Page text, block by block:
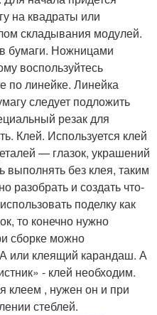
на квадраты или
складывания модулей.
бумаги. Ножницами
воспользуйтесь
по линейке. Линейка
следует подложить
резак для
Клей. Используется клей
— глазок, украшений
выполнять без клея, таким
разобрать и создать что-
поделку как
то конечно нужно
сборке можно
или клеящий карандаш. А
- клей необходим.
клеем , нужен он и при
стеблей.